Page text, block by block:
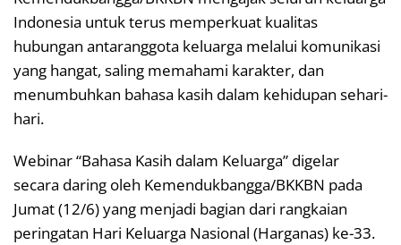
Indonesia untuk terus memperkuat kualitas
hubungan antaranggota keluarga melalui komunikasi
yang hangat, saling memahami karakter, dan
menumbuhkan bahasa kasih dalam kehidupan sehari-
hari.
Webinar “Bahasa Kasih dalam Keluarga” digelar
secara daring oleh Kemendukbangga/BKKBN pada
Jumat (12/6) yang menjadi bagian dari rangkaian
peringatan Hari Keluarga Nasional (Harganas) ke-33.